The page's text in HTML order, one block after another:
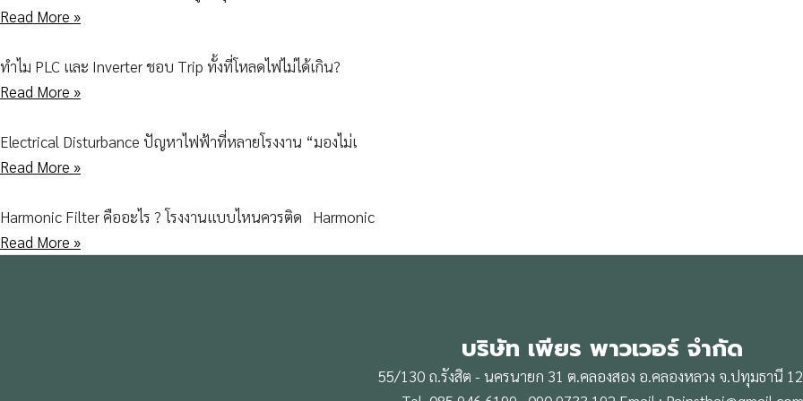
Read More »
ทำไม PLC และ Inverter ชอบ Trip ทั้งที่โหลดไฟไม่ได้เกิน?
Read More »
Electrical Disturbance ปัญหาไฟฟ้าที่หลายโรงงาน “มองไม่เ
Read More »
Harmonic Filter คืออะไร ? โรงงานแบบไหนควรติด Harmonic
Read More »
บริษัท เพียร พาวเวอร์ จำกัด
55/130 ถ.รังสิต - นครนายก 31 ต.คลองสอง อ.คลองหลวง จ.ปทุมธานี